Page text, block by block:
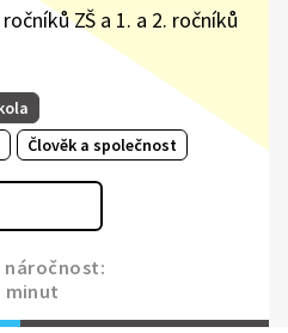
ZŠ a 1. a 2. ročníků
Člověk a společnost
náročnost:
minut